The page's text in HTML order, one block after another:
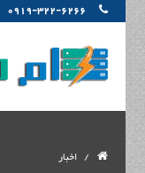
0919-322-6266
اخبار